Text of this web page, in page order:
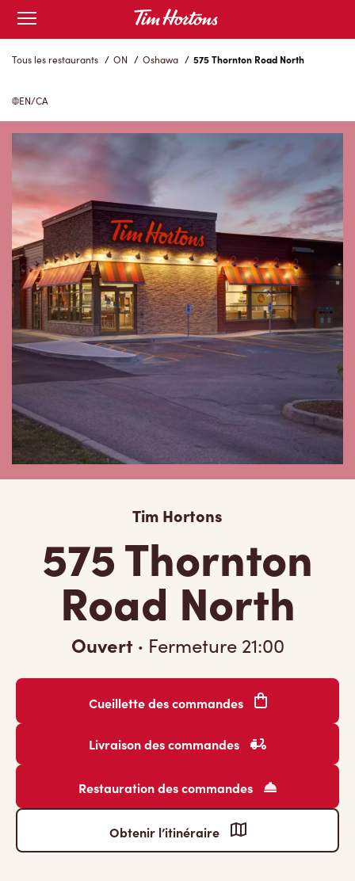
Skip
Content
Open
mobile
menu
Tous les restaurants / ON / Oshawa / 575 Thornton Road North
EN/CA
Tim Hortons
575 Thornton
Road North
Ouvert · Fermeture 21:00
Cueillette des commandes
Livraison des commandes
Restauration des commandes
Obtenir l’itinéraire